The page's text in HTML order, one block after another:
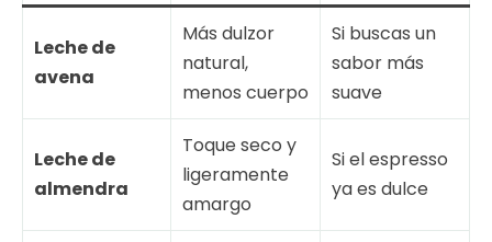
Leche de
avena
Más dulzor
natural,
menos cuerpo
Si buscas un
sabor más
suave
Leche de
almendra
Toque seco y
ligeramente
amargo
Si el espresso
ya es dulce